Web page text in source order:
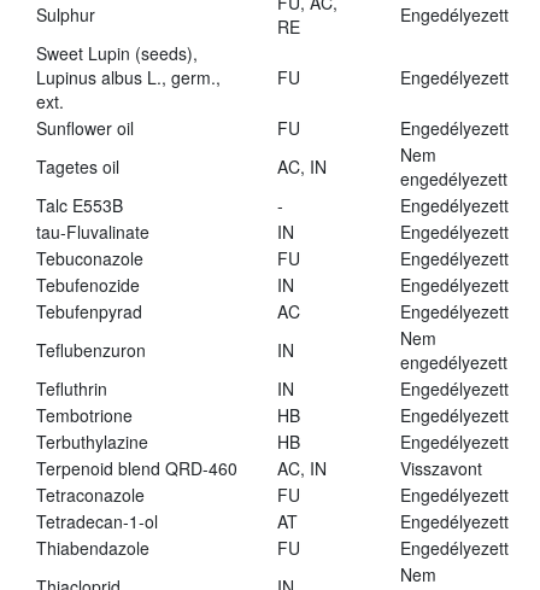
Sulphur
RE
Engedélyezett
Sweet Lupin (seeds),
Lupinus albus L., germ.,
ext.
FU Engedélyezett
Sunflower oil FU
Engedélyezett
Tagetes oil
AC, IN
Nem
engedélyezett
Talc E553B
-
Engedélyezett
tau-Fluvalinate
IN
Engedélyezett
Tebuconazole
FU
Engedélyezett
Tebufenozide
IN
Engedélyezett
Tebufenpyrad
AC
Engedélyezett
Teflubenzuron
IN
Nem
engedélyezett
Tefluthrin
IN
Engedélyezett
Tembotrione
HB
Engedélyezett
Terbuthylazine
HB
Engedélyezett
Terpenoid blend QRD-460
AC, IN
Visszavont
Tetraconazole
FU
Engedélyezett
Tetradecan-1-ol
AT
Engedélyezett
Thiabendazole
FU
Engedélyezett
Nem